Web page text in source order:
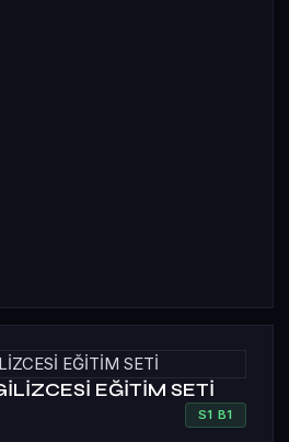
EĞİTİM SETİ
S1 B1